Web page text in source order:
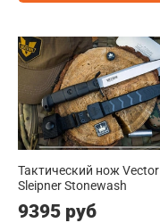
Тактический нож Vector
Sleipner Stonewash
9395 руб